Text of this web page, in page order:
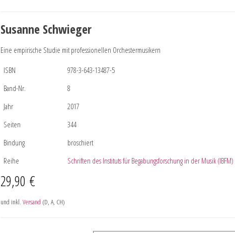
Susanne Schwieger
Eine empirische Studie mit professionellen Orchestermusikern
ISBN
978-3-643-13487-5
Band-Nr.
8
Jahr
2017
Seiten
344
Bindung
broschiert
Reihe
Schriften des Instituts für Begabungsforschung in der Musik (IBFM)
29,90 €
und inkl. Versand (D, A, CH)